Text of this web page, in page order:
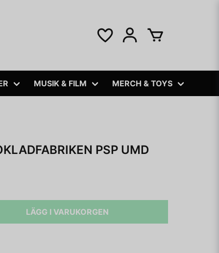
MUSIK & FILM MERCH & TOYS
PSP UMD
LÄGG I VARUKORGEN